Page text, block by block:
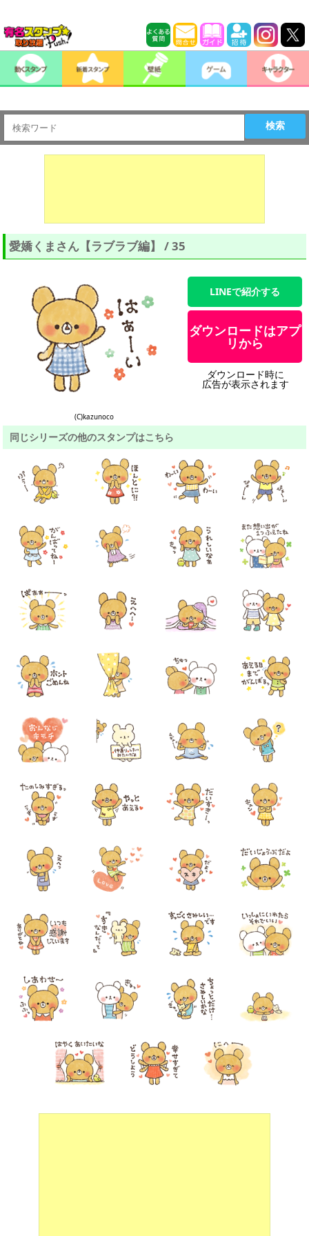
検索
愛嬌くまさん【ラブラブ編】 / 35
(C)kazunoco
LINEで紹介する
ダウンロードはアプ
リから
ダウンロード時に
広告が表示されます
同じシリーズの他のスタンプはこちら